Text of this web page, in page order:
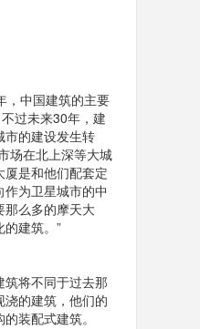
，中国建筑的主要
过未来30年，建
市的建设发生转
场在北上深等大城
是和他们配套定
为卫星城市的中
那么多的摩天大
建筑。”
将不同于过去那
的建筑，他们的
装配式建筑。